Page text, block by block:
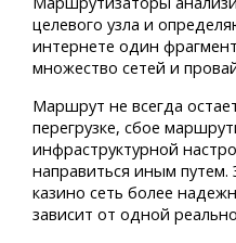
целевого узла и
интернете один
множество сетей и
Маршрут не всегда
перегрузке, сбое
инфраструктурной
направиться иным
казино сеть более
зависит от одной